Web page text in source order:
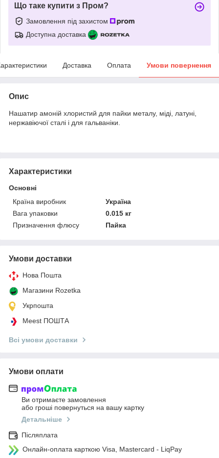
Що таке купити з Пром?
Замовлення під захистом
Доступна доставка
Доставка Оплата Умови повернення
Опис
Нашатир амоній хлористий для пайки металу, міді, латуні,
нержавіючої сталі і для гальваніки.
Характеристики
Основні
Країна виробник
Україна
Вага упаковки
0.015 кг
Призначення флюсу
Пайка
Умови доставки
Нова Пошта
Магазини Rozetka
Укрпошта
Meest ПОШТА
Всі умови доставки
Умови оплати
Ви отримаєте замовлення
або гроші повернуться на вашу картку
Детальніше
Післяплата
Онлайн-оплата карткою Visa, Mastercard - LiqPay